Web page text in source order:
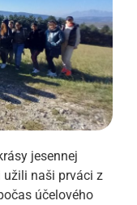
jesennej
užili naši prváci z
účelového